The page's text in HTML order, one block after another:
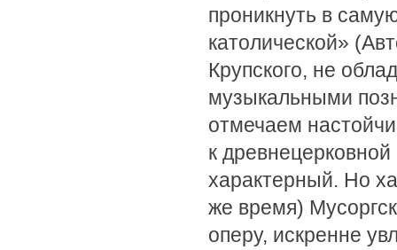
проникнуть в
католической»
Крупского, не
музыкальными
отмечаем
к
характерный. Но
же время)
оперу, искренне